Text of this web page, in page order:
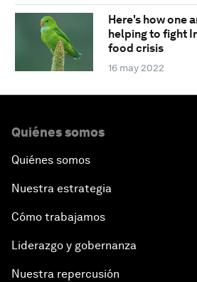
Here's how one
helping to fight
food crisis
16 may 2022
Quiénes somos
Quiénes somos
Nuestra estrategia
Cómo trabajamos
Liderazgo y gobernanza
Nuestra repercusión